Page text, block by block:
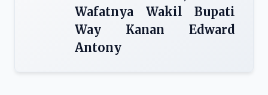
Wafatnya Wakil Bupati
Way Kanan Edward
Antony